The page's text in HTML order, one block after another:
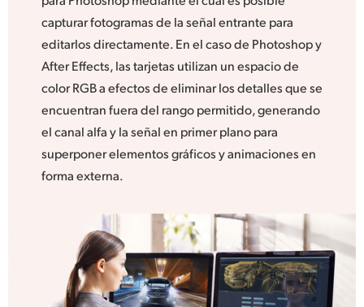
capturar fotogramas de la señal entrante para
editarlos directamente. En el caso de Photoshop y
After Effects, las tarjetas utilizan un espacio de
color RGB a efectos de eliminar los detalles que se
encuentran fuera del rango permitido, generando
el canal alfa y la señal en primer plano para
superponer elementos gráficos y animaciones en
forma externa.